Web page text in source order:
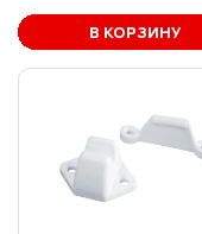
В КОРЗИНУ
В корзине